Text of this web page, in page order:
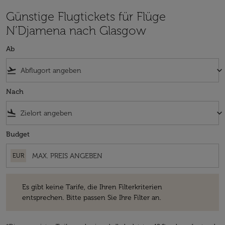
Günstige Flugtickets für Flüge
N’Djamena nach Glasgow
Ab
flight_takeoff keyboard_arrow_down
Nach
flight_land keyboard_arrow_down
Budget
EUR
Es gibt keine Tarife, die Ihren Filterkriterien
entsprechen. Bitte passen Sie Ihre Filter an.